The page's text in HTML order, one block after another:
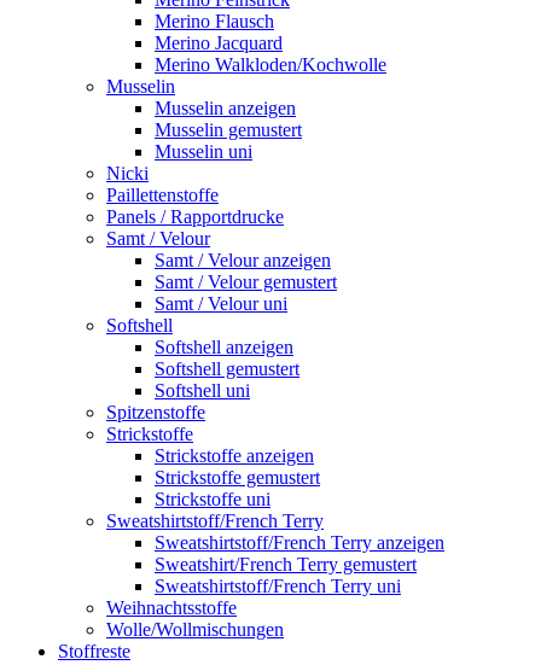
Merino Flausch
Merino Jacquard
Merino Walkloden/Kochwolle
Musselin
Musselin anzeigen
Musselin gemustert
Musselin uni
Nicki
Paillettenstoffe
Panels / Rapportdrucke
Samt / Velour
Samt / Velour anzeigen
Samt / Velour gemustert
Samt / Velour uni
Softshell
Softshell anzeigen
Softshell gemustert
Softshell uni
Spitzenstoffe
Strickstoffe
Strickstoffe anzeigen
Strickstoffe gemustert
Strickstoffe uni
Sweatshirtstoff/French Terry
Sweatshirtstoff/French Terry anzeigen
Sweatshirt/French Terry gemustert
Sweatshirtstoff/French Terry uni
Weihnachtsstoffe
Wolle/Wollmischungen
Stoffreste